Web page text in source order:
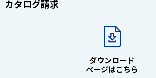
カタログ請求
ダウンロード
ページはこちら